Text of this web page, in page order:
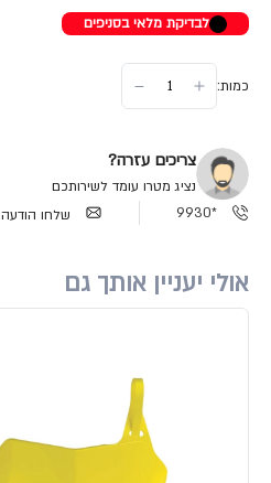
לבדיקת מלאי בסניפים
כמות:
צריכים עזרה?
נציג מטרו עומד לשירותכם
*9930
שלחו הודעה
אולי יעניין אותך גם